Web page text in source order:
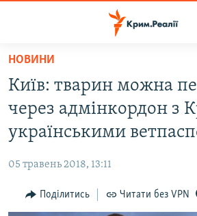
Перейти
основного
матеріалу
Перейти
до
основної
навігації
Перейти
до
ВІДЕО ТА ФОТО
БЛОГИ
ПОГЛЯД
НОВИНИ
Київ: тварин можна
через адмінкордон з
українськими
05 травень 2018, 13:11
Поділитись Читати без VPN